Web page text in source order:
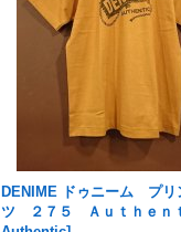
DENIME ドゥニーム プリ
ツ ２７５ Ａｕｔｈｅｎ